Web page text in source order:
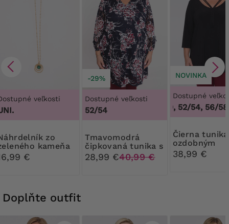
veľkosti
zo
kameňa
€
-29%
Dostupné veľkosti
52/54
Tmavomodrá
čipkovaná tunika s
bordovými kvetmi
28,99 €40,99 €
NOVINKA
Dostupné
48/50, 52/54, 56/
Čierna tunika s
ozdobným
výstrihom
38,99 €
Doplňte outfit